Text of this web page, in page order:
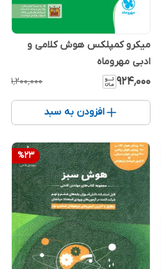
میکرو کمپلکس هوش کلامی و
ادبی مهروماه
۹۲۴٬۰۰۰ ۱٬۲۰۰٬۰۰۰
افزودن به سبد
%23